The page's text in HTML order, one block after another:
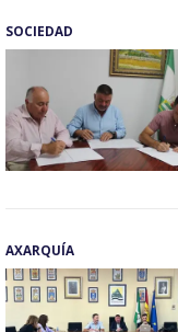
SOCIEDAD
AXARQUÍA